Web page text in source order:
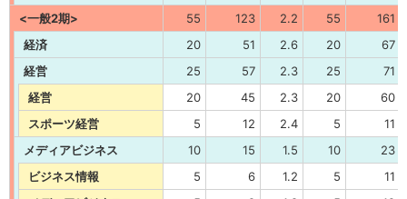
<一般2期>
55 123 2.2 55
161
経済
20 51 2.6 20
67
経営
25 57 2.3 25
71
経営
20 45 2.3 20
60
スポーツ経営
5 12 2.4 5
11
メディアビジネス
10 15 1.5 10
23
ビジネス情報
5 6 1.2 5
11